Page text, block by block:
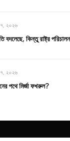
২০২৬
বদলেছে, কিন্তু রাষ্ট্র
২০২৬
পথে মির্জা ফখরুল?